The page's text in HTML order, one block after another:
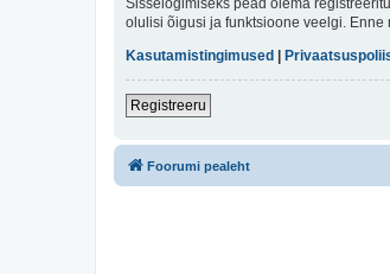
Sisselogimiseks pead olema
olulisi õigusi ja funktsioone veelgi.
Kasutamistingimused
Registreeru
Foorumi pealeht